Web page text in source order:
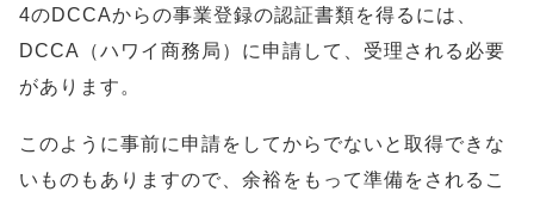
4のDCCAからの事業登録の認証書類を得るには、
DCCA（ハワイ商務局）に申請して、受理される必要
があります。
このように事前に申請をしてからでないと取得できな
いものもありますので、余裕をもって準備をされるこ